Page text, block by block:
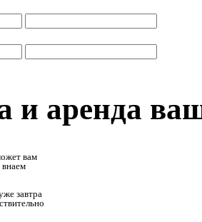
и аренда
вам
внаем
завтра